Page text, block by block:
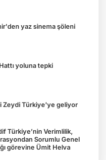
yaz sinema şöleni
yoluna tepki
Zeydi Türkiye'ye geliyor
Türkiye’nin Verimlilik,
Sorumlu Genel
görevine Ümit Helva